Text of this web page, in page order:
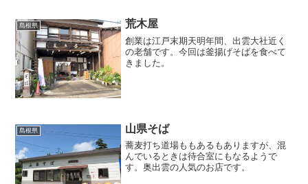
島根県 荒木屋
創業は江戸末期天明年間、出雲大社近く
の老舗です。今回は釜揚げそばを食べて
きました。
島根県 山県そば
蕎麦打ち道場ももあるもありますが、混
んでいるときは待合室にもなるようで
す。奥出雲の人気のお店です。